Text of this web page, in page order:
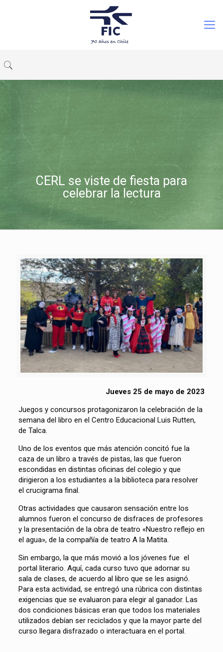
CERL se viste de fiesta para
celebrar la lectura
Jueves 25 de mayo de 2023
Juegos y concursos protagonizaron la celebración de la
semana del libro en el Centro Educacional Luis Rutten,
de Talca.
Uno de los eventos que más atención concitó fue la
caza de un libro a través de pistas, las que fueron
escondidas en distintas oficinas del colegio y que
dirigieron a los estudiantes a la biblioteca para resolver
el crucigrama final.
Otras actividades que causaron sensación entre los
alumnos fueron el concurso de disfraces de profesores
y la presentación de la obra de teatro «Nuestro reflejo en
el agua», de la compañía de teatro A la Matita.
Sin embargo, la que más movió a los jóvenes fue el
portal literario. Aquí, cada curso tuvo que adornar su
sala de clases, de acuerdo al libro que se les asignó.
Para esta actividad, se entregó una rúbrica con distintas
exigencias que se evaluaron para elegir al ganador. Las
dos condiciones básicas eran que todos los materiales
utilizados debían ser reciclados y que la mayor parte del
curso llegara disfrazado o interactuara en el portal.